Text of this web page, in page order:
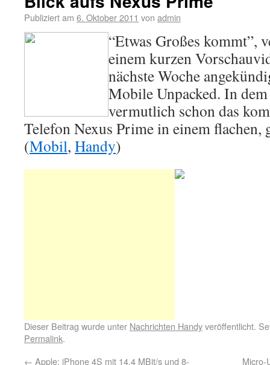
Publiziert am 6. Oktober 2011 von admin
“Etwas Großes kommt”,
einem kurzen
nächste Woche
Mobile Unpacked. In
vermutlich schon das
Telefon Nexus Prime in einem flachen,
(Mobil, Handy)
Dieser Beitrag wurde unter Nachrichten Handyveröffentlicht.
Permalink.
← Apple: iPhone 4S mit 14,4 MBit/s und 8-
Micro-